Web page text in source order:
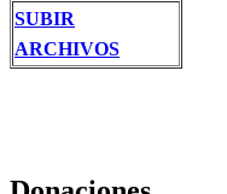
SUBIR
ARCHIVOS